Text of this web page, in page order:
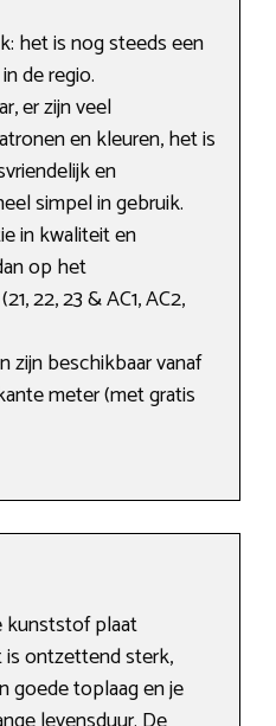
het is nog steeds een
de regio.
er zijn veel
en kleuren, het is
en
simpel in gebruik.
in kwaliteit en
op het
22, 23 & AC1, AC2,
zijn beschikbaar vanaf
meter (met gratis
kunststof plaat
ontzettend sterk,
goede toplaag en je